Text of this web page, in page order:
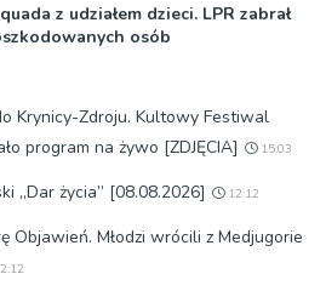
z udziałem dzieci. LPR zabrał
osób
Krynicy-Zdroju. Kultowy Festiwal
program na żywo [ZDJĘCIA]
15:03
„Dar życia” [08.08.2026] 12:12
Objawień. Młodzi wrócili z Medjugorie